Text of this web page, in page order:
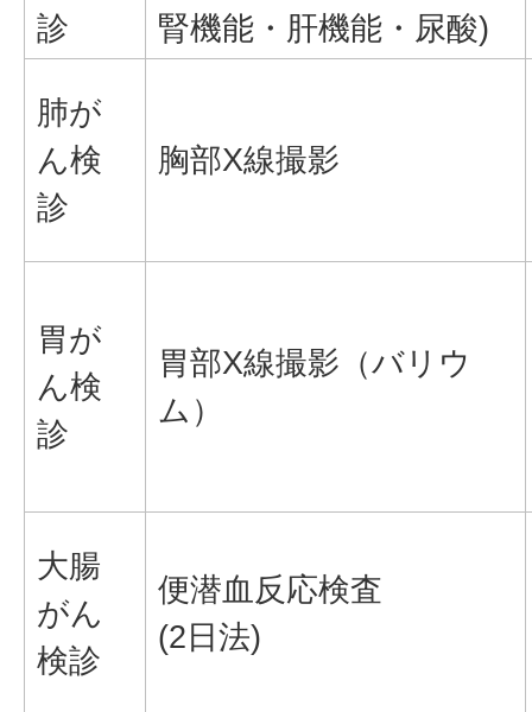
診
腎機能・肝機能・尿酸)
肺が
ん検
診
胸部X線撮影
胃が
ん検
診
胃部X線撮影（バリウ
ム）
大腸
がん
検診
便潜血反応検査
(2日法)